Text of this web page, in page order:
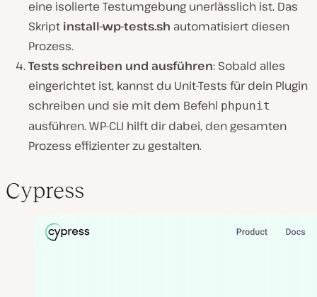
eine isolierte Testumgebung unerlässlich ist. Das
Skript install-wp-tests.sh automatisiert diesen
Prozess.
Tests schreiben und ausführen: Sobald alles
eingerichtet ist, kannst du Unit-Tests für dein Plugin
schreiben und sie mit dem Befehl phpunit
ausführen. WP-CLI hilft dir dabei, den gesamten
Prozess effizienter zu gestalten.
Cypress